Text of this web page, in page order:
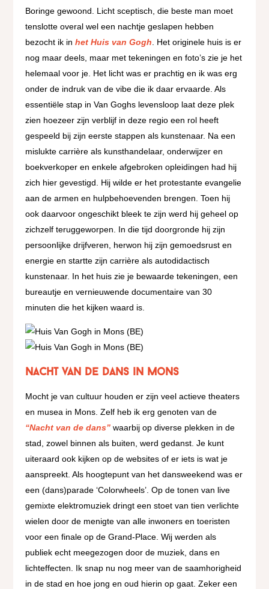
Boringe gewoond. Licht sceptisch, die beste man moet
tenslotte overal wel een nachtje geslapen hebben
bezocht ik inhet Huis van Gogh . Het originele huis is er
nog maar deels, maar met tekeningen en foto’s zie je het
helemaal voor je. Het licht was er prachtig en ik was erg
onder de indruk van de vibe die ik daar ervaarde. Als
essentiële stap in Van Goghs levensloop laat deze plek
zien hoezeer zijn verblijf in deze regio een rol heeft
gespeeld bij zijn eerste stappen als kunstenaar. Na een
mislukte carrière als kunsthandelaar, onderwijzer en
boekverkoper en enkele afgebroken opleidingen had hij
zich hier gevestigd. Hij wilde er het protestante evangelie
aan de armen en hulpbehoevenden brengen. Toen hij
ook daarvoor ongeschikt bleek te zijn werd hij geheel op
zichzelf teruggeworpen. In die tijd doorgronde hij zijn
persoonlijke drijfveren, herwon hij zijn gemoedsrust en
energie en startte zijn carrière als autodidactisch
kunstenaar. In het huis zie je bewaarde tekeningen, een
bureautje en vernieuwende documentaire van 30
minuten die het kijken waard is.
Nacht van de dans in Mons
Mocht je van cultuur houden er zijn veel actieve theaters
en musea in Mons. Zelf heb ik erg genoten van de
“Nacht van de dans” waarbij op diverse plekken in de
stad, zowel binnen als buiten, werd gedanst. Je kunt
uiteraard ook kijken op de websites of er iets is wat je
aanspreekt. Als hoogtepunt van het dansweekend was er
een (dans)parade ‘Colorwheels’. Op de tonen van live
gemixte elektromuziek dringt een stoet van tien verlichte
wielen door de menigte van alle inwoners en toeristen
voor een finale op de Grand-Place. Wij werden als
publiek echt meegezogen door de muziek, dans en
lichteffecten. Ik snap nu nog meer van de saamhorigheid
in de stad en hoe jong en oud hierin op gaat. Zeker een